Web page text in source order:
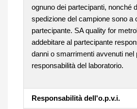
ognuno dei partecipanti, nonché
spedizione del campione sono a
partecipante. SA quality for
addebitare al partecipante
danni o smarrimenti avvenuti nel
responsabilità del laboratorio.
Responsabilità dell'o.p.v.i.